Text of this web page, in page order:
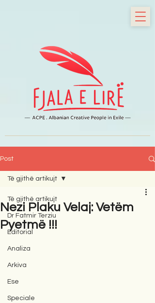
Post
Të gjithë artikujt
Dr Fatmir Terziu
Editorial
Analiza
Arkiva
Ese
Speciale
Të gjithë artikujt
Nezi Plaku Velaj: Vetëm
Pyetmë !!!